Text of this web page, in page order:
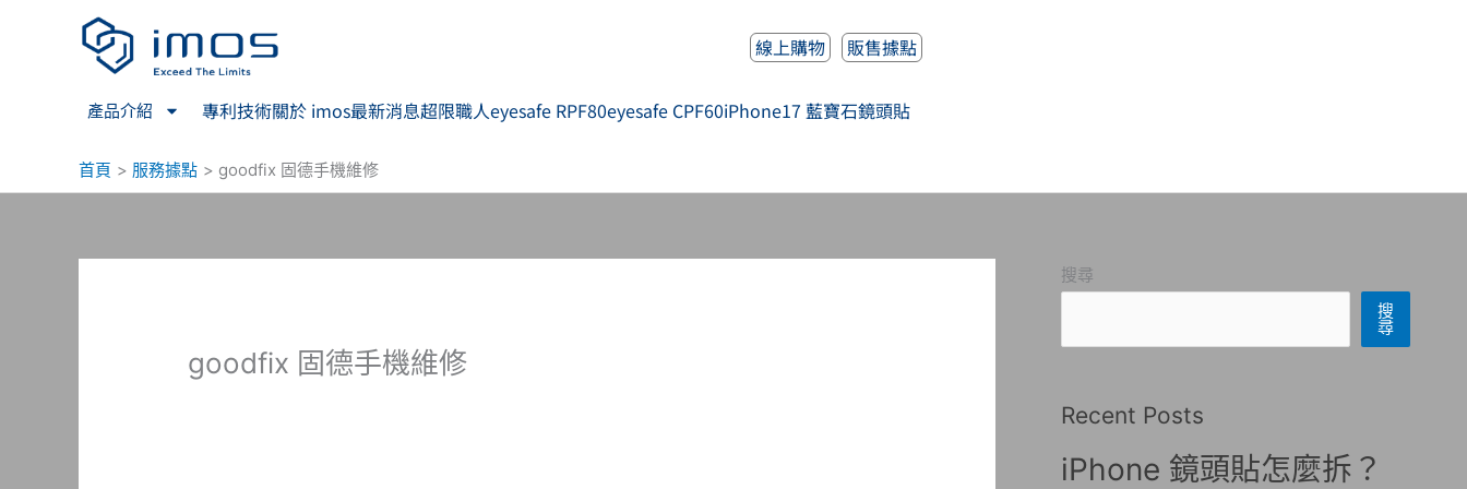
線上購物 販售據點
產品介紹 專利技術關於 imos最新消息超限職人eyesafe RPF80eyesafe CPF60iPhone17 藍寶石鏡頭貼
首頁 服務據點 goodfix 固德手機維修
goodfix 固德手機維修
搜尋
搜
尋
Recent Posts
iPhone 鏡頭貼怎麼拆？